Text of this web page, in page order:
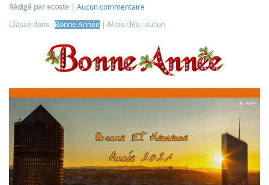
Rédigé par ecoste
Aucun commentaire
Classé dans : Bonne Année Mots clés : aucun